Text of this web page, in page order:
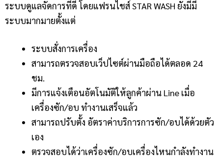
ระบบดูแลจัดการที่ดี โดยแฟรนไชส์ STAR WASH ยังมีมี
ระบบมากมายตั้งแต่
ระบบสั่งการเครื่อง
สามารถตรวจสอบเว็ปไซต์ผ่านมือถือได้ตลอด 24
ชม.
มีการแจ้งเตือนอัตโนมัติให้ลูกค้าผ่าน Line เมื่อ
เครื่องซัก/อบ ทำงานเสร็จแล้ว
สามารถปรับตั้ง อัตราค่าบริการการซัก/อบได้ด้วยตัว
เอง
ตรวจสอบได้ว่าเครื่องซัก/อบเครื่องไหนกำลังทำงาน